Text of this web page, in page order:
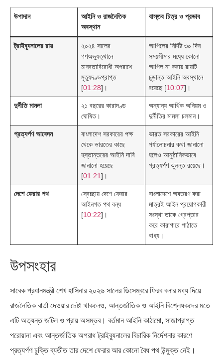
উপাদান
আইনি ও রাজনৈতিক
অবস্থান
বাস্তব চিত্র ও প্রভাব
ট্রাইব্যুনালের রায়
২০২৪ সালের
গণঅভ্যুত্থানে
মানবতাবিরোধী অপরাধে
মৃত্যুদণ্ডপ্রাপ্ত
[01:28]।
আপিলের নির্দিষ্ট ৩০ দিন
সময়সীমার মধ্যে কোনো
আপিল না করায় রায়টি
চূড়ান্ত আইনি অবস্থানে
রয়েছে [10:07]।
দুর্নীতি মামলা
২১ বছরের কারাদণ্ড
ঘোষিত।
অন্যান্য আর্থিক অনিয়ম ও
দুর্নীতির মামলা চলমান।
প্রত্যর্পণ আবেদন
বাংলাদেশ সরকারের পক্ষ
থেকে ভারতের কাছে
হস্তান্তরের আইনি দাবি
জানানো হয়েছে
[01:21]।
ভারত সরকারের আইনি
পর্যালোচনার কথা জানানো
হলেও আনুষ্ঠানিকভাবে
প্রত্যর্পণ ঝুলন্ত রয়েছে।
দেশে ফেরার পথ
স্বেচ্ছায় দেশে ফেরার
আইনগত পথ বন্ধ
[10:22]।
বাংলাদেশে অবতরণ করা
মাত্রই আইন প্রয়োগকারী
সংস্থা তাকে গ্রেপ্তার
করে কারাগারে পাঠাতে
বাধ্য।
উপসংহার
সাবেক প্রধানমন্ত্রী শেখ হাসিনার ২০২৬ সালের ডিসেম্বরে ফিরব বলার মধ্য দিয়ে
রাজনৈতিক বার্তা দেওয়ার চেষ্টা থাকলেও, আন্তর্জাতিক ও আইনি বিশ্লেষকদের মতে
এটি অত্যন্ত জটিল ও প্রায় অসম্ভব। বর্তমান আইনি কাঠামো, সাজাপ্রাপ্ত
পরোয়ানা এবং আন্তর্জাতিক অপরাধ ট্রাইব্যুনালের বিচারিক নির্দেশনার কারণে
প্রত্যর্পণ চুক্তি ব্যতীত তার দেশে ফেরার আর কোনো বৈধ পথ উন্মুক্ত নেই।